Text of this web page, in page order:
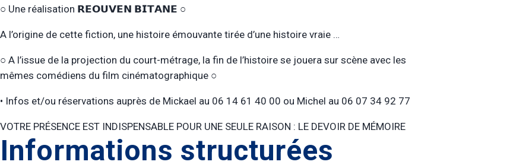
○ Une réalisation 𝗥𝗘𝗢𝗨𝗩𝗘𝗡 𝗕𝗜𝗧𝗔𝗡𝗘 ○
A l’origine de cette fiction, une histoire émouvante tirée d’une histoire vraie …
○ A l’issue de la projection du court-métrage, la fin de l’histoire se jouera sur scène avec les
mêmes comédiens du film cinématographique ○
•⁠ ⁠Infos et/ou réservations auprès de Mickael au 06 14 61 40 00 ou Michel au 06 07 34 92 77
VOTRE PRÉSENCE EST INDISPENSABLE POUR UNE SEULE RAISON : LE DEVOIR DE MÉMOIRE
Informations structurées